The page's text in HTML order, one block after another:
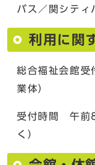
バス／関シティ
利用に関
総合福祉会館
業体）
受付時間 午前
く）